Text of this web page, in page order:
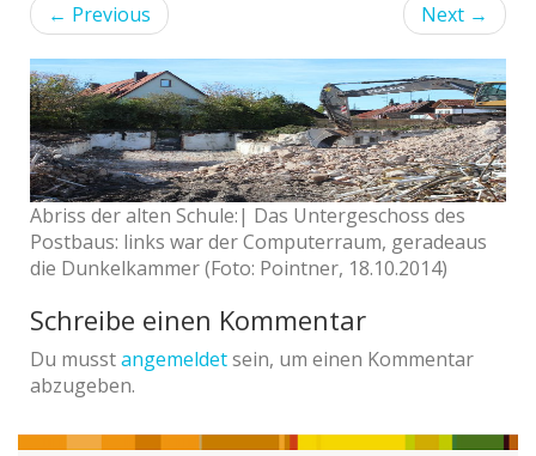
← Previous Next →
Abriss der alten Schule:| Das Untergeschoss des
Postbaus: links war der Computerraum, geradeaus
die Dunkelkammer (Foto: Pointner, 18.10.2014)
Schreibe einen Kommentar
Du musstangemeldetsein, um einen Kommentar
abzugeben.